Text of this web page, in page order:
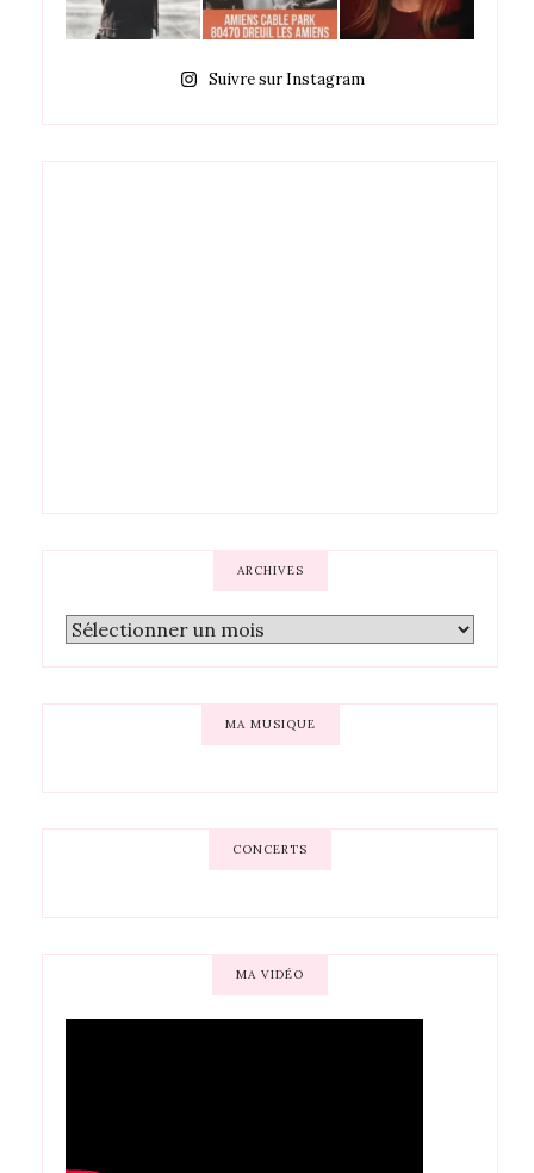
Suivre sur Instagram
ARCHIVES
MA MUSIQUE
CONCERTS
MA VIDÉO